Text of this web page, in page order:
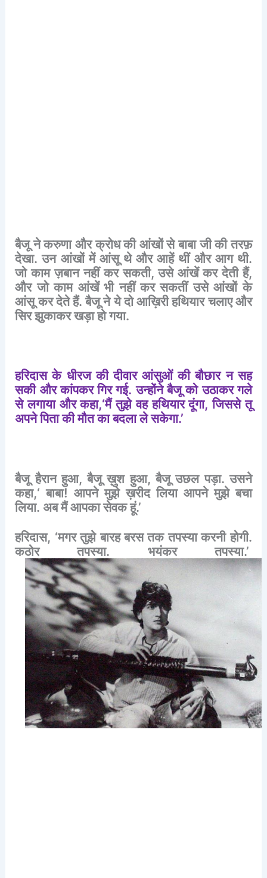
बैजू ने करुणा और क्रोध की आंखों से बाबा जी की तरफ़
देखा.उन आंखों में आंसू थे और आहें थीं और आग थी.
जो काम ज़बान नहीं कर सकती,उसे आंखें कर देती हैं,
और जो काम आंखें भी नहीं कर सकतीं उसे आंखों के
आंसू कर देते हैं.बैजू ने ये दो आख़िरी हथियार चलाए और
सिरझुकाकरखड़ाहोगया.
हरिदास के धीरज की दीवार आंसुओं की बौछार न सह
सकी और कांपकर गिर गई.उन्होंने बैजू को उठाकर गले
से लगाया और कहा,‘मैं तुझे वह हथियार दूंगा,जिससे तू
अपनेपिताकीमौतकाबदलालेसकेगा.’
बैजू हैरान हुआ,बैजू ख़ुश हुआ,बैजू उछल पड़ा.उसने
कहा,‘बाबा!आपने मुझे ख़रीद लिया आपने मुझे बचा
लिया.अबमैंआपकासेवकहूं.’
हरिदास, ‘मगर तुझे बारह बरस तक तपस्या करनी होगी.
कठोर
तपस्या. भयंकर तपस्या.’